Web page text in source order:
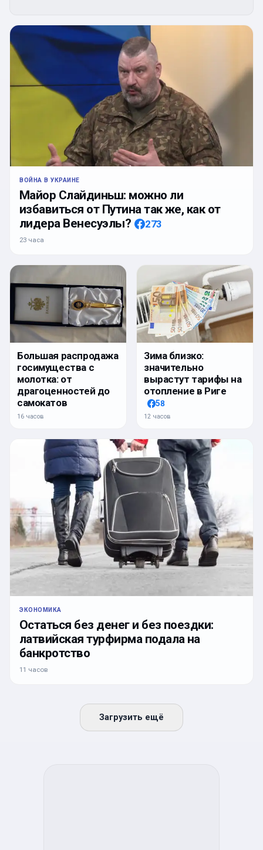
ВОЙНА В УКРАИНЕ
Майор Слайдиньш: можно ли
избавиться от Путина так же, как от
лидера Венесуэлы?
273
23 часа
Большая распродажа
госимущества с
молотка: от
драгоценностей до
самокатов
16 часов
Зима близко:
значительно
вырастут тарифы на
отопление в Риге
58
12 часов
ЭКОНОМИКА
Остаться без денег и без поездки:
латвийская турфирма подала на
банкротство
11 часов
Загрузить ещё